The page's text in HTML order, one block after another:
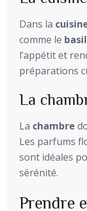
Dans la
comme le
l’appétit et
préparations
La
La chambre
Les parfums
sont idéales
sérénité.
Prendre